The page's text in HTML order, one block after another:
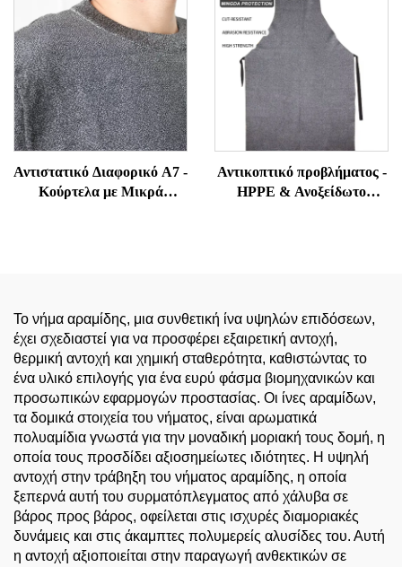
Αντιστατικό Διαφορικό Α7 -
Κούρτελα με Μικρά
Αντικοπτικό προβλήματος -
HPPE & Ανοξείδωτο
Το νήμα αραμίδης, μια συνθετική ίνα υψηλών επιδόσεων,
έχει σχεδιαστεί για να προσφέρει εξαιρετική αντοχή,
θερμική αντοχή και χημική σταθερότητα, καθιστώντας το
ένα υλικό επιλογής για ένα ευρύ φάσμα βιομηχανικών και
προσωπικών εφαρμογών προστασίας. Οι ίνες αραμίδων,
τα δομικά στοιχεία του νήματος, είναι αρωματικά
πολυαμίδια γνωστά για την μοναδική μοριακή τους δομή, η
οποία τους προσδίδει αξιοσημείωτες ιδιότητες. Η υψηλή
αντοχή στην τράβηξη του νήματος αραμίδης, η οποία
ξεπερνά αυτή του συρματόπλεγματος από χάλυβα σε
βάρος προς βάρος, οφείλεται στις ισχυρές διαμοριακές
δυνάμεις και στις άκαμπτες πολυμερείς αλυσίδες του. Αυτή
η αντοχή αξιοποιείται στην παραγωγή ανθεκτικών σε